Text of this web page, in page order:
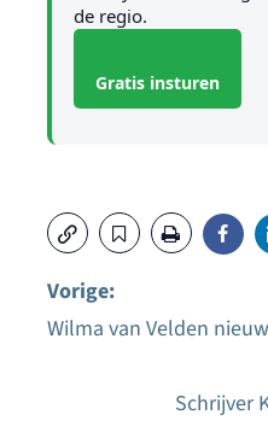
de regio.
Gratis insturen
navigatie
Vorige:
Wilma van Velden
Schrijver